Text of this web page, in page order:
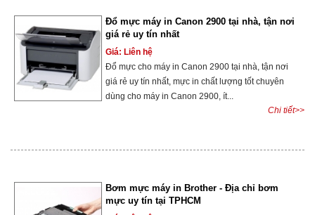
Đổ mực máy in Canon 2900 tại nhà, tận nơi
giá rẻ uy tín nhất
Giá: Liên hệ
Đổ mực cho máy in Canon 2900 tại nhà, tận nơi
giá rẻ uy tín nhất, mực in chất lượng tốt chuyên
dùng cho máy in Canon 2900, ít...
Chi tiết>>
Bơm mực máy in Brother - Địa chỉ bơm
mực uy tín tại TPHCM